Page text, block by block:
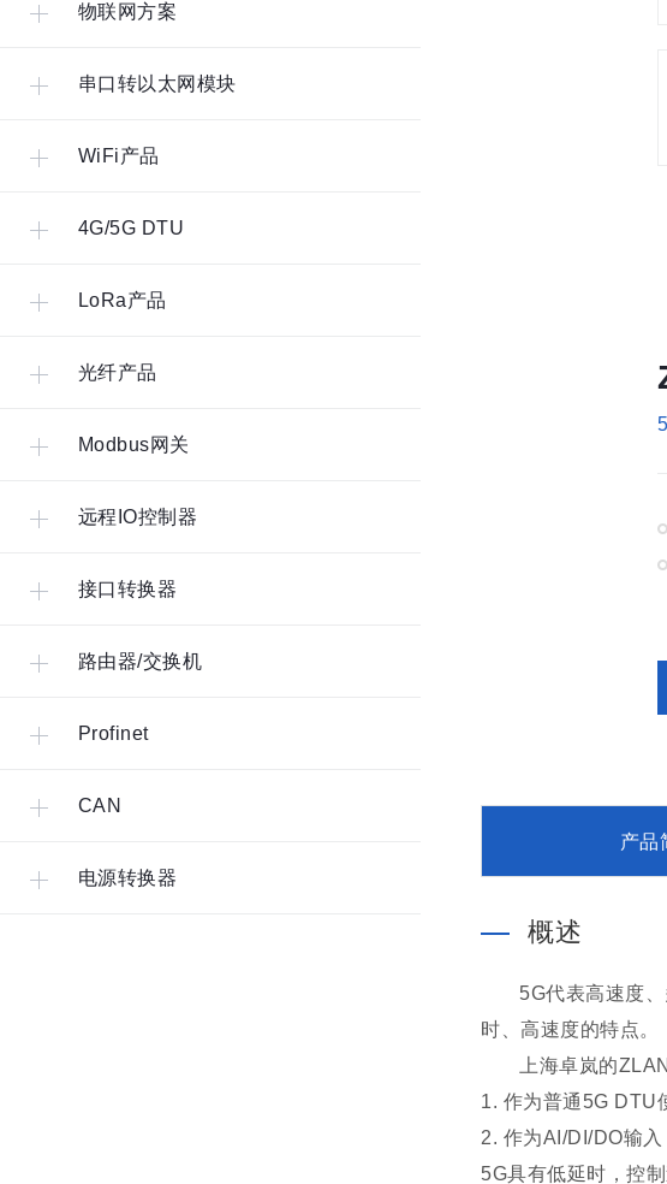
物联网方案
串口转以太网模块
WiFi产品
4G/5G DTU
LoRa产品
光纤产品
Modbus网关
远程IO控制器
接口转换器
路由器/交换机
Profinet
CAN
电源转换器
产品
概述
5G代表高速度
时、高速度的特点。
上海卓岚的
1. 作为普通5G DTU
2. 作为AI/DI/DO输
5G具有低延时，控制